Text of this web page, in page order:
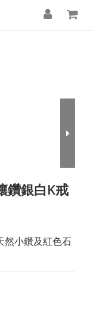
鑽銀白K戒
然小鑽及紅色石